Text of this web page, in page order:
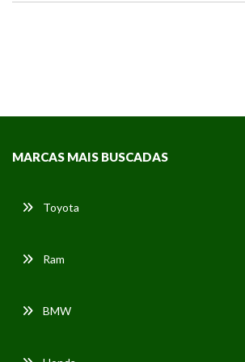
MARCAS MAIS BUSCADAS
Toyota
Ram
BMW